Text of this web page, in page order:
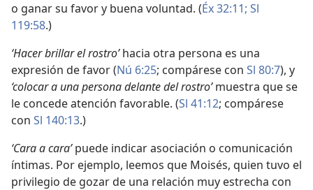
o ganar su favor y buena voluntad. (Éx 32:11; Sl
119:58.)
‘Hacer brillar el rostro’hacia otra persona es una
expresión de favor (Nú 6:25; compárese con Sl 80:7), y
‘colocar a una persona delante del rostro’muestra que se
le concede atención favorable. (Sl 41:12; compárese
con Sl 140:13.)
‘Cara a cara’puede indicar asociación o comunicación
íntimas. Por ejemplo, leemos que Moisés, quien tuvo el
privilegio de gozar de una relación muy estrecha con